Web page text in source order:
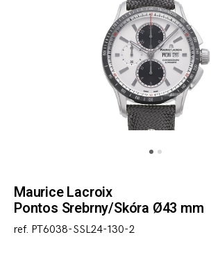
Maurice Lacroix
Pontos Srebrny/Skóra Ø43 mm
ref. PT6038-SSL24-130-2